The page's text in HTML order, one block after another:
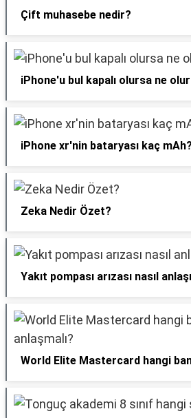
Çift muhasebe nedir?
iPhone'u bul kapalı olursa ne
iPhone xr'nin bataryası kaç mAh?
Zeka Nedir Özet?
Yakıt pompası arızası nasıl
World Elite Mastercard hangi